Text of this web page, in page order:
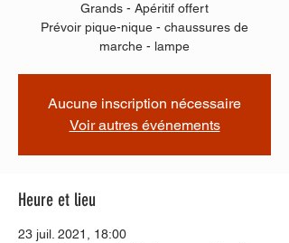
Grands - Apéritif offert
Prévoir pique-nique - chaussures de
marche - lampe
Aucune inscription nécessaire
Voir autres événements
Heure et lieu
23 juil. 2021, 18:00